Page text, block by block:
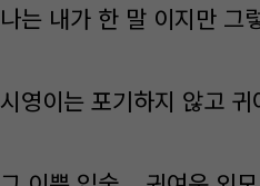
나는 내가 한 말 이지만 그
시영이는 포기하지 않고